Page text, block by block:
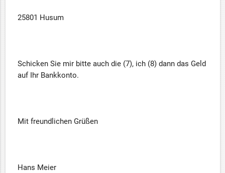
25801 Husum
Schicken Sie mir bitte auch die (7), ich (8) dann das Geld
auf Ihr Bankkonto.
Mit freundlichen Grüßen
Hans Meier